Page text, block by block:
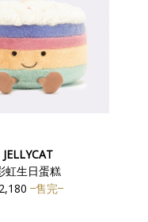
JELLYCAT
虹生日蛋糕
售完